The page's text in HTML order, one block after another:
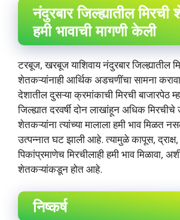
नंदुरबार जिल्ह्यातील मिरची
हमी भावाची मागणी केली
टरबूज, खरबूज याशिवाय नंदुरबार जिल्ह्यातील
शेतकऱ्यांनाही आर्थिक अडचणींचा सामना
देशातील दुसऱ्या क्रमांकाची मिरची बाजारपेठ
जिल्ह्यात दरवर्षी दोन लाखांहून अधिक मिरचीचे
शेतकऱ्यांना त्यांच्या मालाला हमी भाव मिळत
उत्पन्नात घट झाली आहे. त्यामुळे कापूस, द्राक्ष,
पिकांप्रमाणेच मिरचीलाही हमी भाव मिळावा,
शेतकऱ्यांकडून होत आहे.
निष्कर्ष